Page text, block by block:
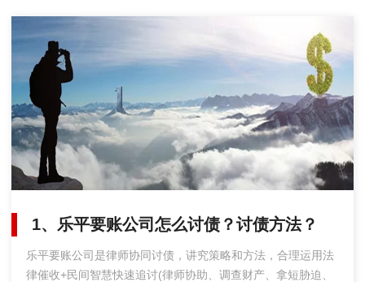
1、乐平要账公司怎么讨债？讨债方法？
乐平要账公司是律师协同讨债，讲究策略和方法，合理运用法
律催收+民间智慧快速追讨(律师协助、调查财产、拿短胁迫、